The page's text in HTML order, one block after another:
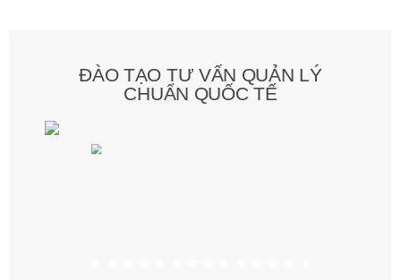
ĐÀO TẠO TƯ VẤN QUẢN LÝ
CHUẨN QUỐC TẾ